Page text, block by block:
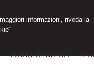
informazioni, riveda la
PUBBLICAZIONI